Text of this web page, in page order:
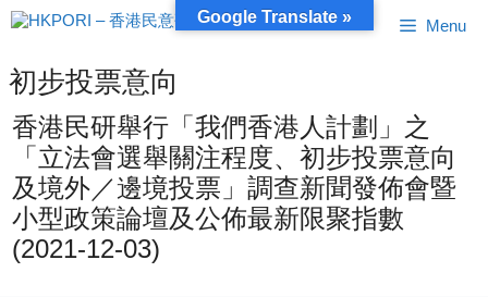
跳
至
容
Menu
初步投票意向
香港民研舉行「我們香港人計劃」之
「立法會選舉關注程度、初步投票意向
及境外／邊境投票」調查新聞發佈會暨
小型政策論壇及公佈最新限聚指數
(2021-12-03)
Google Translate »